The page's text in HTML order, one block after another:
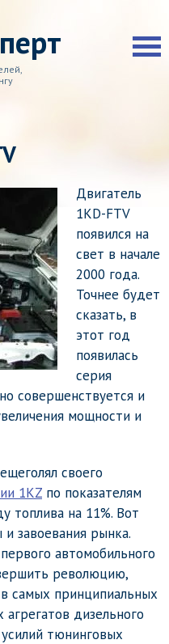
Двигатель
1KD-FTV
появился на
свет в начале
2000 года.
Точнее будет
сказать, в
этот год
появилась
серия
совершенствуется и
мощности и
своего
1КZ по показателям
топлива на 11%. Вот
завоевания рынка.
автомобильного
революцию,
самых принципиальных
дизельного
тюнинговых